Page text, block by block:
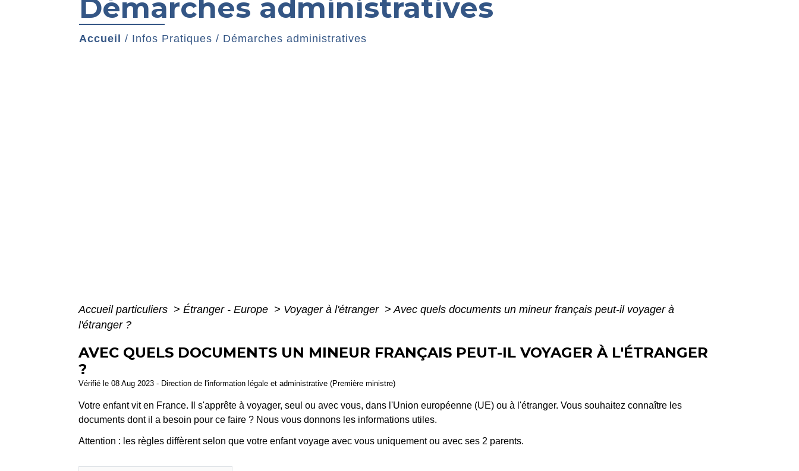
Démarches administratives
Accueil / Infos Pratiques / Démarches administratives
Accueil particuliers > Étranger - Europe > Voyager à l'étranger > Avec quels documents un mineur français peut-il voyager à
l'étranger ?
AVEC QUELS DOCUMENTS UN MINEUR FRANÇAIS PEUT-IL VOYAGER À L'ÉTRANGER
?
Vérifié le 08 Aug 2023 - Direction de l'information légale et administrative (Première ministre)
Votre enfant vit en France. Il s'apprête à voyager, seul ou avec vous, dans l'Union européenne (UE) ou à l'étranger. Vous souhaitez connaître les
documents dont il a besoin pour ce faire ? Nous vous donnons les informations utiles.
Attention : les règles diffèrent selon que votre enfant voyage avec vous uniquement ou avec ses 2 parents.